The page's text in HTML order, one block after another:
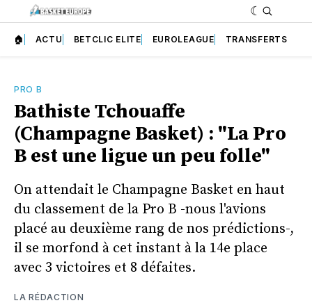
🏠 ACTU BETCLIC ELITE EUROLEAGUE TRANSFERTS
PRO B
Bathiste Tchouaffe
(Champagne Basket) : "La Pro
B est une ligue un peu folle"
On attendait le Champagne Basket en haut
du classement de la Pro B -nous l'avions
placé au deuxième rang de nos prédictions-,
il se morfond à cet instant à la 14e place
avec 3 victoires et 8 défaites.
LA RÉDACTION